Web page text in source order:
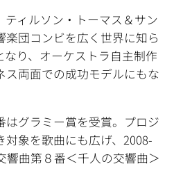
ティルソン・トーマス＆サン
楽団コンビを広く世界に知ら
なり、オーケストラ自主制作
ス両面での成功モデルにもな
はグラミー賞を受賞。プロジ
対象を歌曲にも広げ、2008-
響曲第８番＜千人の交響曲＞